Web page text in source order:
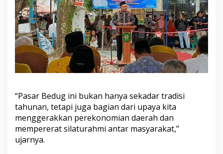
“Pasar Bedug ini bukan hanya sekadar tradisi
tahunan, tetapi juga bagian dari upaya kita
menggerakkan perekonomian daerah dan
mempererat silaturahmi antar masyarakat,”
ujarnya.